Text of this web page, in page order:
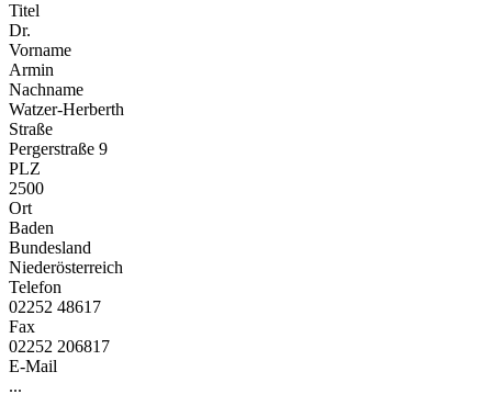
Titel
Dr.
Vorname
Armin
Nachname
Watzer-Herberth
Straße
Pergerstraße 9
PLZ
2500
Ort
Baden
Bundesland
Niederösterreich
Telefon
02252 48617
Fax
02252 206817
E-Mail
...